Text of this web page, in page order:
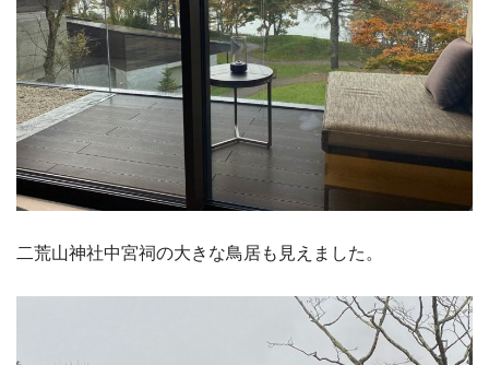
二荒山神社中宮祠の大きな鳥居も見えました。